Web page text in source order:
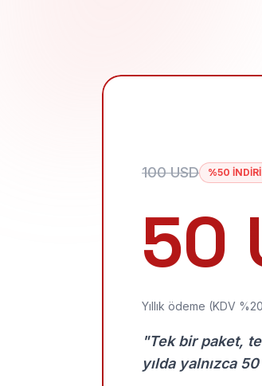
100 USD %50
50
Yıllık ödeme (KDV
"Tek bir paket,
yılda yalnızca